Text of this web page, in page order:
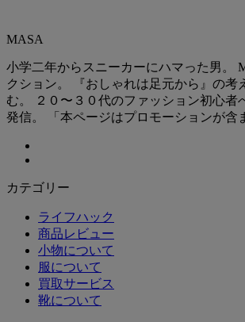
MASA
小学二年からスニーカーにハマった男。
クション。 『おしゃれは足元から』の考
む。 ２０〜３０代のファッション初心者
発信。 「本ページはプロモーションが含
カテゴリー
ライフハック
商品レビュー
小物について
服について
買取サービス
靴について